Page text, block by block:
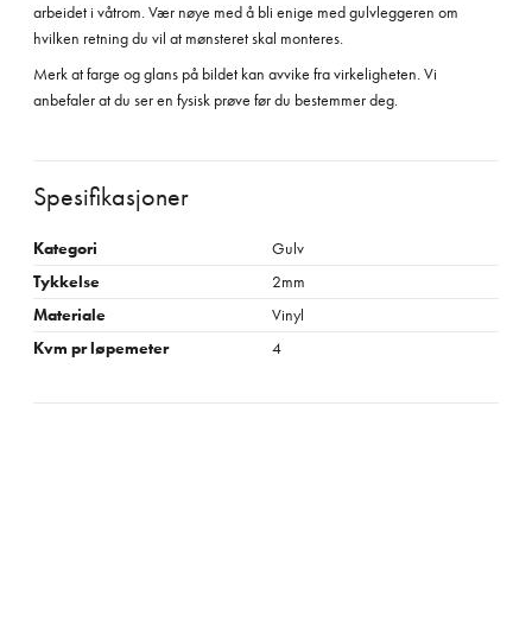
arbeidet i våtrom. Vær nøye med å bli enige med gulvleggeren om
hvilken retning du vil at mønsteret skal monteres.
Merk at farge og glans på bildet kan avvike fra virkeligheten. Vi
anbefaler at du ser en fysisk prøve før du bestemmer deg.
Spesifikasjoner
Kategori
Gulv
Tykkelse
2mm
Materiale
Vinyl
Kvm pr løpemeter
4